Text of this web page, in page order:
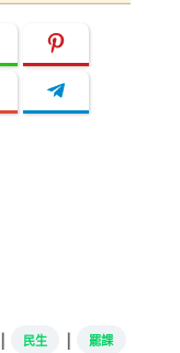
| 民生 | 罷課